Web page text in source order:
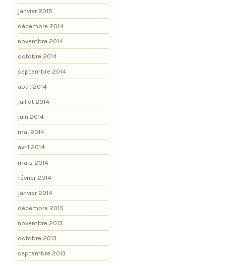
janvier 2015
décembre 2014
novembre 2014
octobre 2014
septembre 2014
août 2014
juillet 2014
juin 2014
mai 2014
avril 2014
mars 2014
février 2014
janvier 2014
décembre 2013
novembre 2013
octobre 2013
septembre 2013